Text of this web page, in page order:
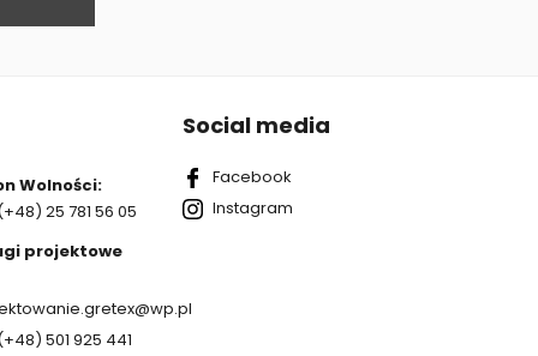
Wolności:
25 781 56 05
projektowe
501 925 441
Social media
Facebook
Instagram